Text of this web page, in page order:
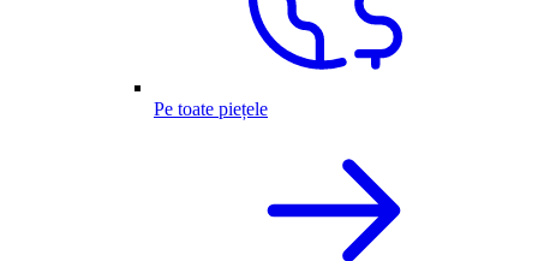
Pe toate piețele